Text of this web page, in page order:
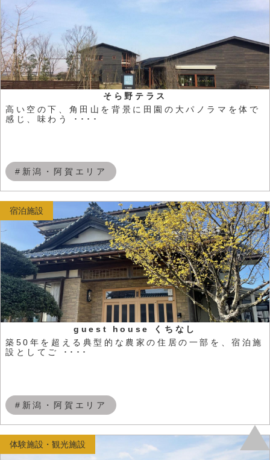
そら野テラス
高い空の下、角田山を背景に田園の大パノラマを体で
感じ、味わう ････
#新潟・阿賀エリア
guest house くちなし
築50年を超える典型的な農家の住居の一部を、宿泊施
設としてご ････
#新潟・阿賀エリア
宿泊施設
体験施設・観光施設